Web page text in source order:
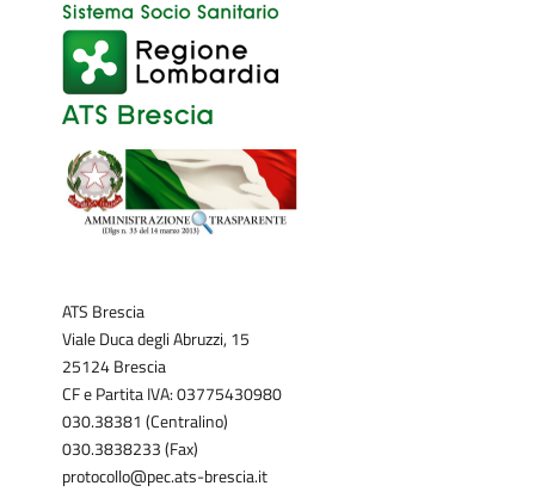
ATS Brescia
Viale Duca degli Abruzzi, 15
25124 Brescia
CF e Partita IVA: 03775430980
030.38381 (Centralino)
030.3838233 (Fax)
protocollo@pec.ats-brescia.it